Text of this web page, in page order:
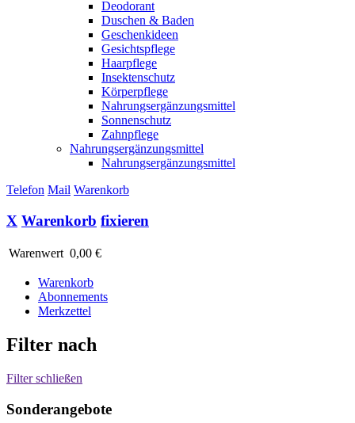
Deodorant
Duschen & Baden
Geschenkideen
Gesichtspflege
Haarpflege
Insektenschutz
Körperpflege
Nahrungsergänzungsmittel
Sonnenschutz
Zahnpflege
Nahrungsergänzungsmittel
Nahrungsergänzungsmittel
Telefon Mail Warenkorb
X Warenkorb fixieren
Warenwert 0,00 €
Warenkorb
Abonnements
Merkzettel
Filter nach
Filter schließen
Sonderangebote